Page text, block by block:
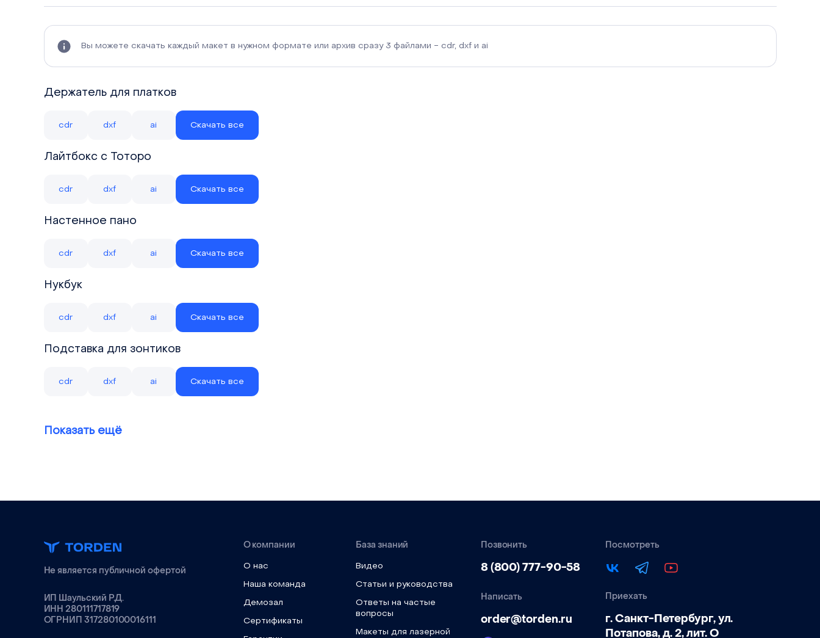
Вы можете скачать каждый макет в нужном формате или архив сразу 3 файлами - cdr, dxf и ai
Держатель для платков
cdr dxf ai Скачать все
Лайтбокс с Тоторо
cdr dxf ai Скачать все
Настенное пано
cdr dxf ai Скачать все
Нукбук
cdr dxf ai Скачать все
Подставка для зонтиков
cdr dxf ai Скачать все
Показать ещё
Не является публичной офертой
ИП Шаульский Р.Д.
ИНН 280111717819
ОГРНИП 317280100016111
О компании
О нас
Наша команда
Демозал
Сертификаты
База знаний
Видео
Статьи и руководства
Ответы на частые
вопросы
Макеты для лазерной
Позвонить
8 (800) 777-90-58
Написать
order@torden.ru
Посмотреть
Приехать
г. Санкт-Петербург, ул.
Потапова, д. 2, лит. О